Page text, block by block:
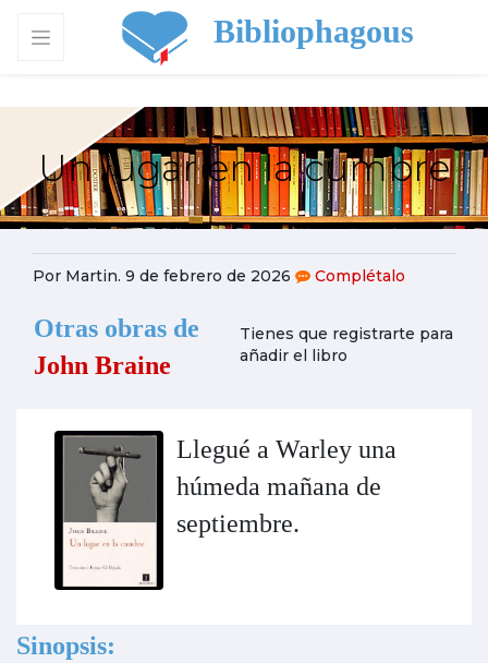
Bibliophagous
Un lugar en la cumbre
Por Martin. 9 de febrero de 2026 Complétalo
Otras obras de
John Braine
Tienes que registrarte para
añadir el libro
Llegué a Warley una
húmeda mañana de
septiembre.
Sinopsis: